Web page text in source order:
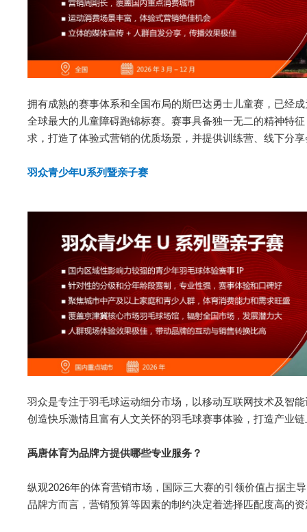
拥有成熟的赛事体系和全国布局的斯巴达勇士儿童赛，已经
全球最大的儿童障碍跑锦标赛。赛事具备独一无二的精神特
求，打造了体验式营销的优质场景，并提供训练营、线下分
羽众青少年U系列暨亲子赛
羽众是专注于羽毛球运动细分市场，以移动互联网技术及智
创造快乐激情且富有人文关怀的羽毛球赛事体验，打造产业
禹唐体育为品牌方提供哪些专业服务？
纵观2026年的体育营销市场，国际三大赛的引领价值占据主
品牌方而言，营销预算等因素的制约决定着选择匹配度高的